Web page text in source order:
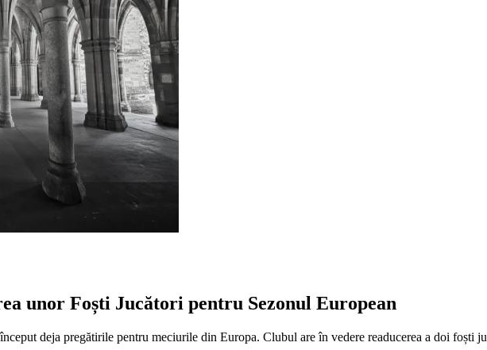
unor Foști Jucători pentru Sezonul European
deja pregătirile pentru meciurile din Europa. Clubul are în vedere readucerea a doi foști